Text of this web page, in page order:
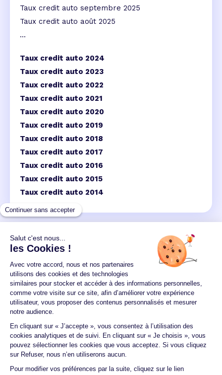
Taux credit auto septembre 2025
Taux credit auto août 2025
...
Taux credit auto 2024
Taux credit auto 2023
Taux credit auto 2022
Taux credit auto 2021
Taux credit auto 2020
Taux credit auto 2019
Taux credit auto 2018
Taux credit auto 2017
Taux credit auto 2016
Taux credit auto 2015
Taux credit auto 2014
Un crédit vous engage et doit être remboursé.
Vérifiez vos capacités de remboursement avant de
vous engager.
Aucun versement, de quelque nature que ce soit, ne
peut être exigé d'un particulier avant l'obtention
d'un ou plusieurs prêts d'argent.
© 2026 Guide du crédit •Plan du site• Mentions